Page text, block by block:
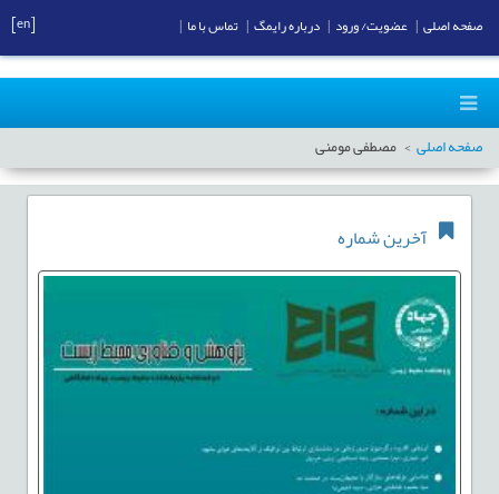
صفحه اصلی مصطفی مومنی
آخرین شماره
صفحه اصلی عضویت/ ورود درباره رایمگ تماس با ما